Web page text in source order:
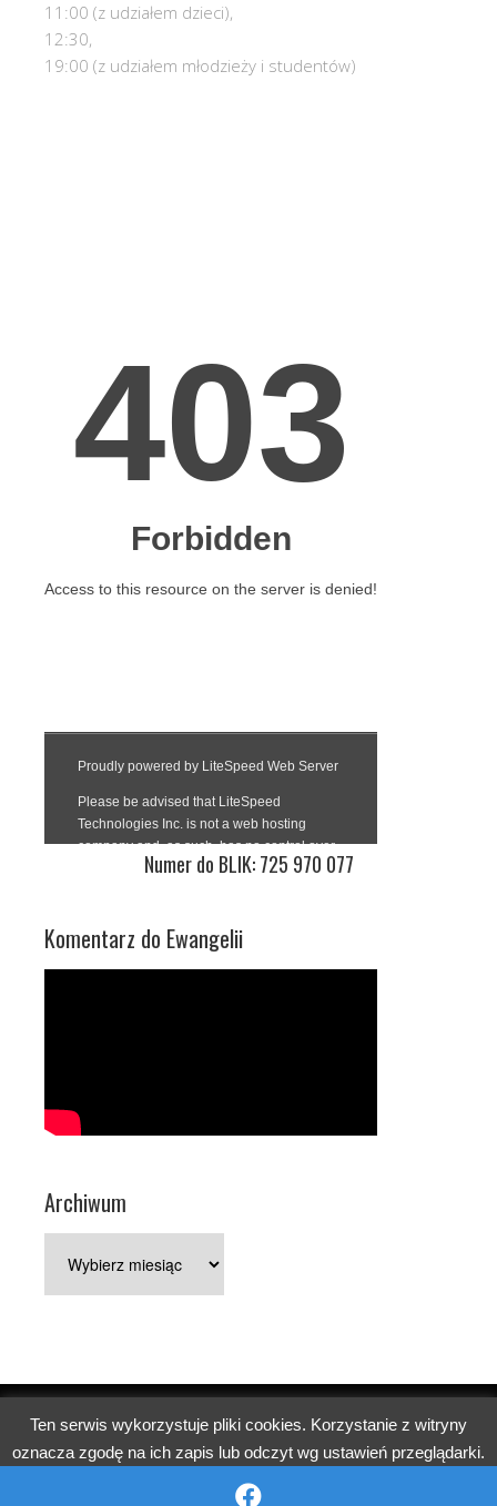
11:00 (z udziałem dzieci),
12:30,
19:00 (z udziałem młodzieży i studentów)
Numer do BLIK: 725 970 077
Komentarz do Ewangelii
Archiwum
Copyright © 2026 Parafia pw. św. Jerzego w Poznaniu.
ChurchWordPress Theme by themehall.com
Ten serwis wykorzystuje pliki cookies. Korzystanie z witryny
oznacza zgodę na ich zapis lub odczyt wg ustawień przeglądarki.